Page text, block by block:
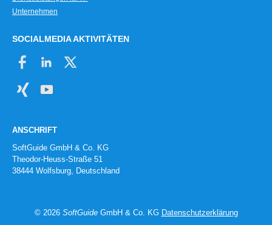
Unternehmen
SOCIALMEDIA AKTIVITÄTEN
ANSCHRIFT
SoftGuide GmbH & Co. KG
Theodor-Heuss-Straße 51
38444 Wolfsburg, Deutschland
© 2026 SoftGuideGmbH & Co. KG Datenschutzerklärung